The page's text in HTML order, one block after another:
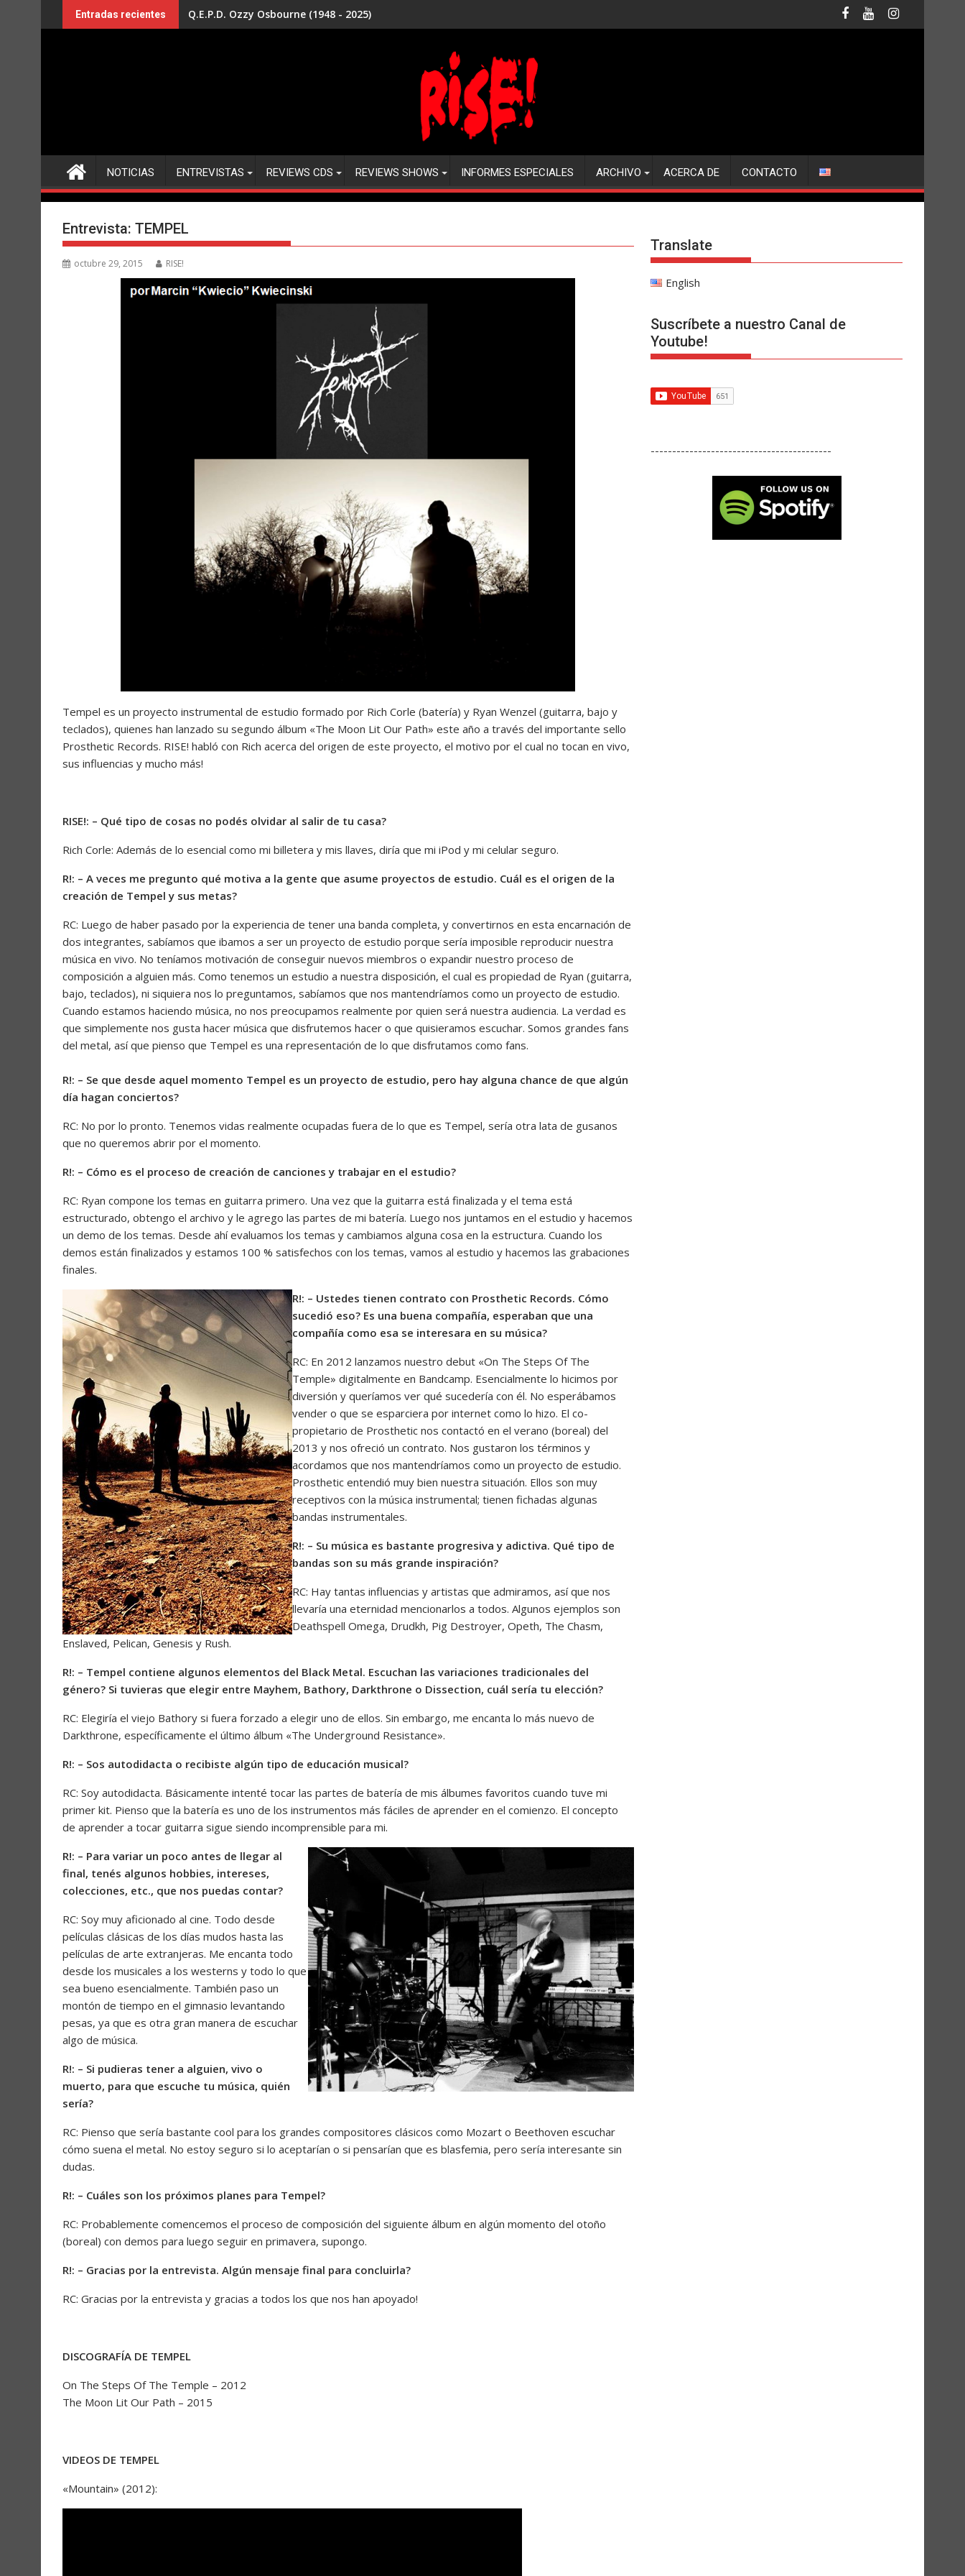
al
Entradas recientes Q.E.P.D. Ozzy Osbourne (1948 - 2025)
NOTICIAS ENTREVISTAS REVIEWS CDS REVIEWS SHOWS INFORMES ESPECIALES ARCHIVO ACERCA DE CONTACTO
Entrevista: TEMPEL
octubre 29, 2015 RISE!
Tempel es un proyecto instrumental de estudio formado por Rich Corle (batería) y Ryan Wenzel (guitarra, bajo y
teclados), quienes han lanzado su segundo álbum «The Moon Lit Our Path» este año a través del importante sello
Prosthetic Records. RISE! habló con Rich acerca del origen de este proyecto, el motivo por el cual no tocan en vivo,
sus influencias y mucho más!
RISE!: – Qué tipo de cosas no podés olvidar al salir de tu casa?
Rich Corle: Además de lo esencial como mi billetera y mis llaves, diría que mi iPod y mi celular seguro.
R!: – A veces me pregunto qué motiva a la gente que asume proyectos de estudio. Cuál es el origen de la
creación de Tempel y sus metas?
RC: Luego de haber pasado por la experiencia de tener una banda completa, y convertirnos en esta encarnación de
dos integrantes, sabíamos que ibamos a ser un proyecto de estudio porque sería imposible reproducir nuestra
música en vivo. No teníamos motivación de conseguir nuevos miembros o expandir nuestro proceso de
composición a alguien más. Como tenemos un estudio a nuestra disposición, el cual es propiedad de Ryan (guitarra,
bajo, teclados), ni siquiera nos lo preguntamos, sabíamos que nos mantendríamos como un proyecto de estudio.
Cuando estamos haciendo música, no nos preocupamos realmente por quien será nuestra audiencia. La verdad es
que simplemente nos gusta hacer música que disfrutemos hacer o que quisieramos escuchar. Somos grandes fans
del metal, así que pienso que Tempel es una representación de lo que disfrutamos como fans.
R!: – Se que desde aquel momento Tempel es un proyecto de estudio, pero hay alguna chance de que algún
día hagan conciertos?
RC: No por lo pronto. Tenemos vidas realmente ocupadas fuera de lo que es Tempel, sería otra lata de gusanos
que no queremos abrir por el momento.
R!: – Cómo es el proceso de creación de canciones y trabajar en el estudio?
RC: Ryan compone los temas en guitarra primero. Una vez que la guitarra está finalizada y el tema está
estructurado, obtengo el archivo y le agrego las partes de mi batería. Luego nos juntamos en el estudio y hacemos
un demo de los temas. Desde ahí evaluamos los temas y cambiamos alguna cosa en la estructura. Cuando los
demos están finalizados y estamos 100 % satisfechos con los temas, vamos al estudio y hacemos las grabaciones
finales.
R!: – Ustedes tienen contrato con Prosthetic Records. Cómo
sucedió eso? Es una buena compañía, esperaban que una
compañía como esa se interesara en su música?
RC: En 2012 lanzamos nuestro debut «On The Steps Of The
Temple» digitalmente en Bandcamp. Esencialmente lo hicimos por
diversión y queríamos ver qué sucedería con él. No esperábamos
vender o que se esparciera por internet como lo hizo. El co-
propietario de Prosthetic nos contactó en el verano (boreal) del
2013 y nos ofreció un contrato. Nos gustaron los términos y
acordamos que nos mantendríamos como un proyecto de estudio.
Prosthetic entendió muy bien nuestra situación. Ellos son muy
receptivos con la música instrumental; tienen fichadas algunas
bandas instrumentales.
R!: – Su música es bastante progresiva y adictiva. Qué tipo de
bandas son su más grande inspiración?
RC: Hay tantas influencias y artistas que admiramos, así que nos
llevaría una eternidad mencionarlos a todos. Algunos ejemplos son
Deathspell Omega, Drudkh, Pig Destroyer, Opeth, The Chasm,
Enslaved, Pelican, Genesis y Rush.
R!: – Tempel contiene algunos elementos del Black Metal. Escuchan las variaciones tradicionales del
género? Si tuvieras que elegir entre Mayhem, Bathory, Darkthrone o Dissection, cuál sería tu elección?
RC: Elegiría el viejo Bathory si fuera forzado a elegir uno de ellos. Sin embargo, me encanta lo más nuevo de
Darkthrone, específicamente el último álbum «The Underground Resistance».
R!: – Sos autodidacta o recibiste algún tipo de educación musical?
RC: Soy autodidacta. Básicamente intenté tocar las partes de batería de mis álbumes favoritos cuando tuve mi
primer kit. Pienso que la batería es uno de los instrumentos más fáciles de aprender en el comienzo. El concepto
de aprender a tocar guitarra sigue siendo incomprensible para mi.
R!: – Para variar un poco antes de llegar al
final, tenés algunos hobbies, intereses,
colecciones, etc., que nos puedas contar?
RC: Soy muy aficionado al cine. Todo desde
películas clásicas de los días mudos hasta las
películas de arte extranjeras. Me encanta todo
desde los musicales a los westerns y todo lo que
sea bueno esencialmente. También paso un
montón de tiempo en el gimnasio levantando
pesas, ya que es otra gran manera de escuchar
algo de música.
R!: – Si pudieras tener a alguien, vivo o
muerto, para que escuche tu música, quién
sería?
RC: Pienso que sería bastante cool para los grandes compositores clásicos como Mozart o Beethoven escuchar
cómo suena el metal. No estoy seguro si lo aceptarían o si pensarían que es blasfemia, pero sería interesante sin
dudas.
R!: – Cuáles son los próximos planes para Tempel?
RC: Probablemente comencemos el proceso de composición del siguiente álbum en algún momento del otoño
(boreal) con demos para luego seguir en primavera, supongo.
R!: – Gracias por la entrevista. Algún mensaje final para concluirla?
RC: Gracias por la entrevista y gracias a todos los que nos han apoyado!
DISCOGRAFÍA DE TEMPEL
On The Steps Of The Temple – 2012
The Moon Lit Our Path – 2015
VIDEOS DE TEMPEL
«Mountain» (2012):
Translate
English
Suscríbete a nuestro Canal de
Youtube!
------------------------------------------